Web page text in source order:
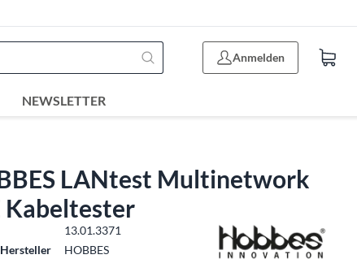
Anmelden
NEWSLETTER
LANtest Multinetwork
Kabeltester
13.01.3371
HOBBES